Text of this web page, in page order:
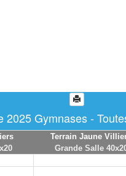
2025 Gymnases -
Terrain Jaune
Grande Salle